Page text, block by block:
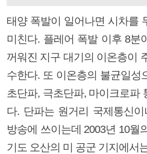
태양 폭발이 일어나면 시차를
미친다. 플레어 폭발 이후 8분
꺼워진 지구 대기의 이온층이
수한다. 또 이온층의 불균일성
초단파, 극초단파, 마이크로파
다. 단파는 원거리 국제통신
방송에 쓰이는데 2003년 10월
기도 오산의 미 공군 기지에서